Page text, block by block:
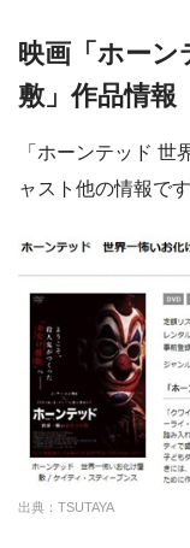
映画「ホー
敷」作品情報
「ホーンテッド 世
ャスト他の情報です
出典：TSUTAYA